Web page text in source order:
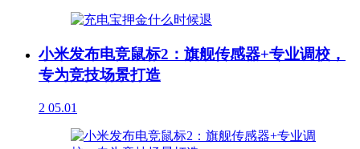
小米发布电竞鼠标2：旗舰传感器+专业调校，
专为竞技场景打造
2 05.01